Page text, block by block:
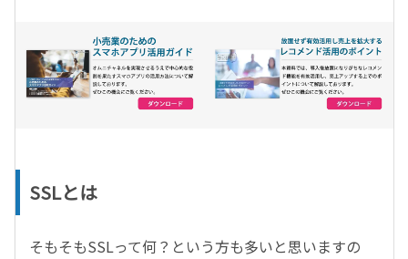
SSLとは
そもそもSSLって何？という方も多いと思いますの